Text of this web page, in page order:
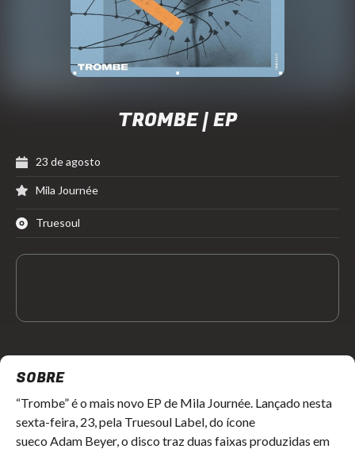
TROMBE | EP
23 de agosto
Mila Journée
Truesoul
SOBRE
“Trombe” é o mais novo EP de Mila Journée. Lançado nesta
sexta-feira, 23, pela Truesoul Label, do ícone
sueco Adam Beyer, o disco traz duas faixas produzidas em